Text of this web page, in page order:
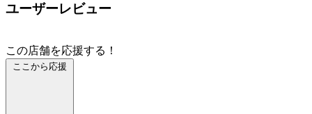
ユーザーレビュー
この店舗を応援する！
ここから応援